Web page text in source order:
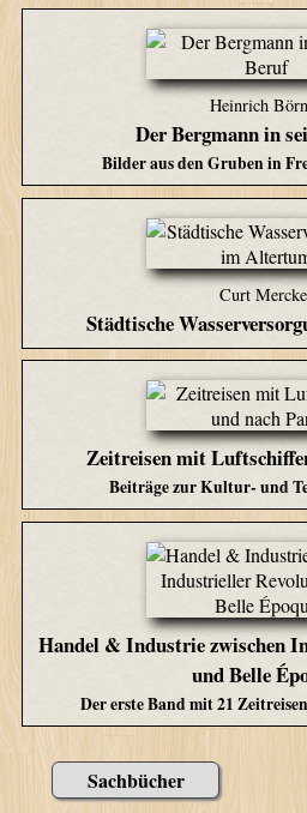
Heinrich
Der Bergmann in
Bilder aus den Gruben in
Curt
Städtische
Zeitreisen mit
Beiträge zur Kultur- und
Handel & Industrie zwischen
und Belle
Der erste Band mit 21
Sachbücher